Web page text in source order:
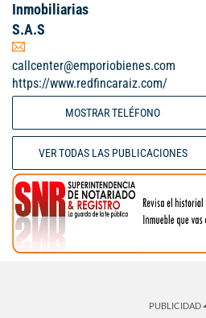
Inmobiliarias
S.A.S
callcenter@emporiobienes.com
https://www.redfincaraiz.com/
MOSTRAR TELÉFONO
VER TODAS LAS PUBLICACIONES
PUBLICIDAD